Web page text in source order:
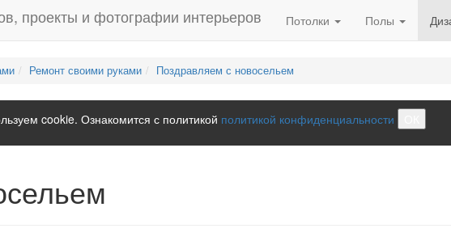
Потолки Полы
Ремонт своими руками Поздравляем с новосельем
cookie. Ознакомится с политикой политикой конфиденциальности